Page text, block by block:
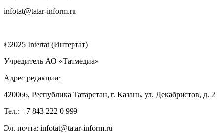
infotat@tatar-inform.ru
©2025 Intertat (Интертат)
Учредитель АО «Татмедиа»
Адрес редакции:
420066, Республика Татарстан, г. Казань, ул. Декабристов, д. 2
Тел.: +7 843 222 0 999
Эл. почта: infotat@tatar-inform.ru